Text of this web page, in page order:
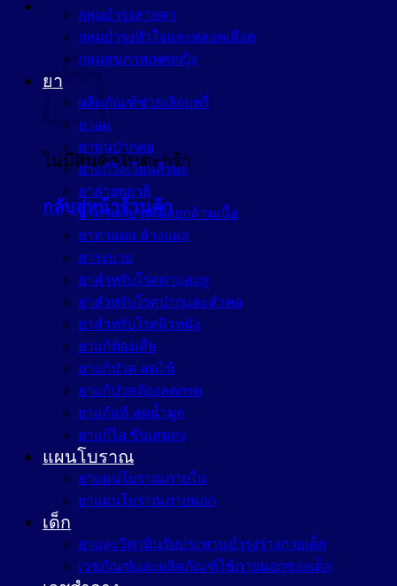
ตะกร้าสินค้า
ไม่มีสินค้าในตะกร้า
กลับสู่หน้าร้านค้า
กลุ่มบำรุงสายตา
กลุ่มบำรุงหัวใจและหลอดเลือด
กลุ่มสุขภาพเพศหญิง
ยา
ผลิตภัณฑ์ช่วยเลิกบุหรี่
ยาอม
ยาพ่นปากคอ
ยาแก้วิงเวียนศีรษะ
ยาถ่ายพยาธิ
ยาทาแก้ปวดเมื่อยกล้ามเนื้อ
ยาทาแผล ล้างแผล
ยาระบาย
ยาสำหรับโรคตาและหู
ยาสำหรับโรคปากและลำคอ
ยาสำหรับโรคผิวหนัง
ยาแก้ท้องเสีย
ยาแก้ปวด ลดไข้
ยาแก้ปวดท้องลดกรด
ยาแก้แพ้ ลดน้ำมูก
ยาแก้ไอ ขับเสมหะ
แผนโบราณ
ยาแผนโบราณภายใน
ยาแผนโบราณภายนอก
เด็ก
ยาและวิตามินรับประทานบำรุงร่างกายเด็ก
เวชภัณฑ์และผลิตภัณฑ์ใช้ภายนอกของเด็ก